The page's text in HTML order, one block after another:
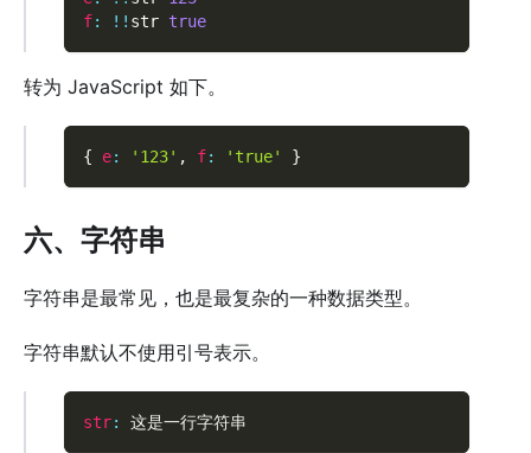
f: ! ! str true
转为 JavaScript 如下。
{ e: '123' , f: 'true' }
六、字符串
字符串是最常见，也是最复杂的一种数据类型。
字符串默认不使用引号表示。
str: 这是一行字符串